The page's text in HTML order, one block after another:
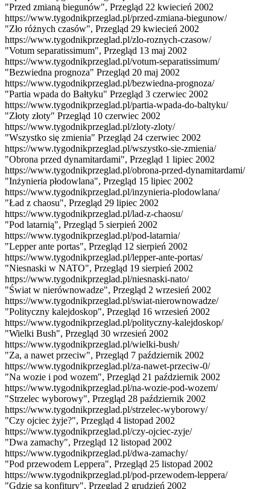
"Przed zmianą biegunów", Przegląd 22 kwiecień 2002
https://www.tygodnikprzeglad.pl/przed-zmiana-biegunow/
"Zło różnych czasów", Przegląd 29 kwiecień 2002
https://www.tygodnikprzeglad.pl/zlo-roznych-czasow/
"Votum separatissimum", Przegląd 13 maj 2002
https://www.tygodnikprzeglad.pl/votum-separatissimum/
"Bezwiedna prognoza" Przegląd 20 maj 2002
https://www.tygodnikprzeglad.pl/bezwiedna-prognoza/
"Partia wpada do Bałtyku" Przegląd 3 czerwiec 2002
https://www.tygodnikprzeglad.pl/partia-wpada-do-baltyku/
"Złoty złoty" Przegląd 10 czerwiec 2002
https://www.tygodnikprzeglad.pl/zloty-zloty/
"Wszystko się zmienia" Przegląd 24 czerwiec 2002
https://www.tygodnikprzeglad.pl/wszystko-sie-zmienia/
"Obrona przed dynamitardami", Przegląd 1 lipiec 2002
https://www.tygodnikprzeglad.pl/obrona-przed-dynamitardami/
"Inżynieria płodowlana", Przegląd 15 lipiec 2002
https://www.tygodnikprzeglad.pl/inzynieria-plodowlana/
"Ład z chaosu", Przegląd 29 lipiec 2002
https://www.tygodnikprzeglad.pl/lad-z-chaosu/
"Pod latarnią", Przegląd 5 sierpień 2002
https://www.tygodnikprzeglad.pl/pod-latarnia/
"Lepper ante portas", Przegląd 12 sierpień 2002
https://www.tygodnikprzeglad.pl/lepper-ante-portas/
"Niesnaski w NATO", Przegląd 19 sierpień 2002
https://www.tygodnikprzeglad.pl/niesnaski-nato/
"Świat w nierównowadze", Przegląd 2 wrzesień 2002
https://www.tygodnikprzeglad.pl/swiat-nierownowadze/
"Polityczny kalejdoskop", Przegląd 16 wrzesień 2002
https://www.tygodnikprzeglad.pl/polityczny-kalejdoskop/
"Wielki Bush", Przegląd 30 wrzesień 2002
https://www.tygodnikprzeglad.pl/wielki-bush/
"Za, a nawet przeciw", Przegląd 7 październik 2002
https://www.tygodnikprzeglad.pl/za-nawet-przeciw-0/
"Na wozie i pod wozem", Przegląd 21 październik 2002
https://www.tygodnikprzeglad.pl/na-wozie-pod-wozem/
"Strzelec wyborowy", Przegląd 28 październik 2002
https://www.tygodnikprzeglad.pl/strzelec-wyborowy/
"Czy ojciec żyje?", Przegląd 4 listopad 2002
https://www.tygodnikprzeglad.pl/czy-ojciec-zyje/
"Dwa zamachy", Przegląd 12 listopad 2002
https://www.tygodnikprzeglad.pl/dwa-zamachy/
"Pod przewodem Leppera", Przegląd 25 listopad 2002
https://www.tygodnikprzeglad.pl/pod-przewodem-leppera/
"Gdzie są konfitury", Przegląd 2 grudzień 2002